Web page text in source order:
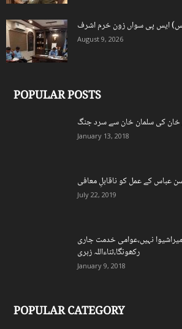
August 9, 2026
POPULAR POSTS
کی سلمان خان سے سرد جنگ
January 13, 2018
July 22, 2019
نہیں،عوامی خدمت جاری
رکھونگا،ثناءاللہ زہری
January 9, 2018
POPULAR CATEGORY